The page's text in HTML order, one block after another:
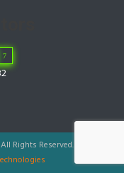
7
Rights Reserved.